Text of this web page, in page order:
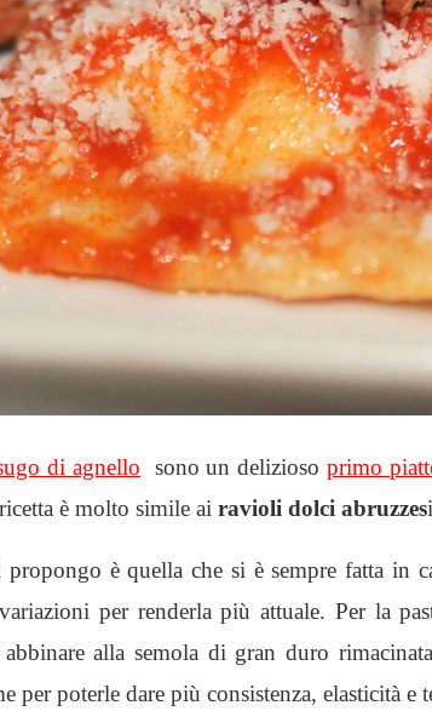
di agnello sono un deliziosoprimo
è molto simile ai ravioli dolci abruzzes
è quella che si è sempre fatta in
per renderla più attuale. Per la
alla semola di gran duro
per poterle dare più consistenza, elasticità e